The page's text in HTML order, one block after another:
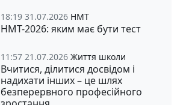
18:19 31.07.2026 НМТ
НМТ-2026: яким має бути тест
11:57 21.07.2026 Життя школи
Вчитися, ділитися досвідом і
надихати інших – це шлях
безперервного професійного